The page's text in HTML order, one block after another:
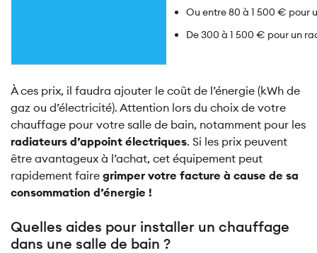
Ou entre 80 à 1 500 € pour
De 300 à 1 500 € pour un
À ces prix, il faudra ajouter le coût de l’énergie (kWh de
gaz ou d’électricité). Attention lors du choix de votre
chauffage pour votre salle de bain, notamment pour les
radiateurs d’appoint électriques. Si les prix peuvent
être avantageux à l’achat, cet équipement peut
rapidement faire grimper votre facture à cause de sa
consommation d’énergie !
Quelles aides pour installer un chauffage
dans une salle de bain ?